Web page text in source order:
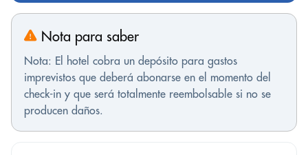
Nota para saber
Nota: El hotel cobra un depósito para gastos
imprevistos que deberá abonarse en el momento del
check-in y que será totalmente reembolsable si no se
producen daños.